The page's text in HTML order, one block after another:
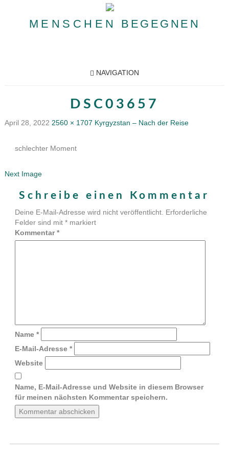
MENSCHEN BEGEGNEN
NAVIGATION
DSC03657
April 28, 2022 2560 × 1707 Kyrgyzstan – Nach der Reise
schlechter Moment
Next Image
Schreibe einen Kommentar
Deine E-Mail-Adresse wird nicht veröffentlicht. Erforderliche
Felder sind mit *markiert
Kommentar*
Name *
E-Mail-Adresse *
Website
Name, E-Mail-Adresse und Website in diesem Browser
für meinen nächsten Kommentar speichern.